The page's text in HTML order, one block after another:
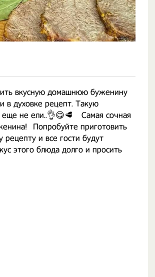
вкусную домашнюю буженину
в духовке рецепт. Такую
не ели..👌😋🥩⠀ Самая сочная
приготовить
рецепту и все гости будут
этого блюда долго и просить